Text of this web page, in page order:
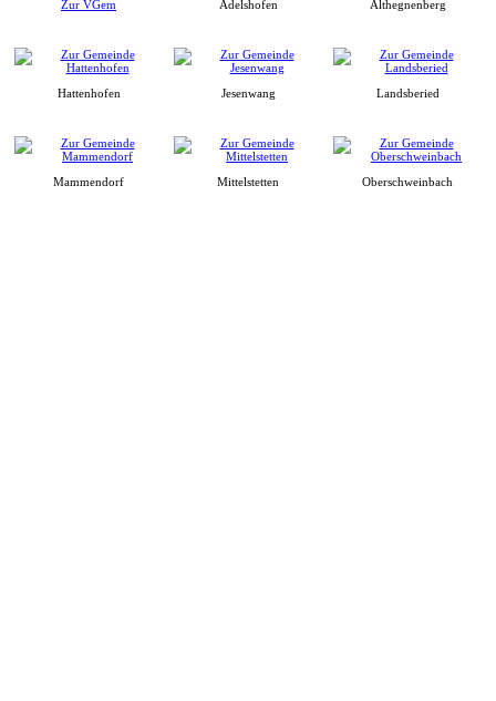
Zur VGem Adelshofen Althegnenberg
Hattenhofen Jesenwang Landsberied
Mammendorf Mittelstetten Oberschweinbach